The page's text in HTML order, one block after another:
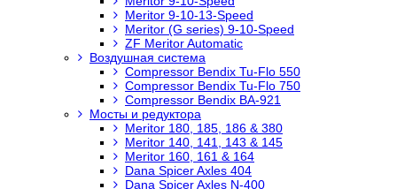
Meritor 9-10-13-Speed
Meritor (G series) 9-10-Speed
ZF Meritor Automatic
Воздушная система
Compressor Bendix Tu-Flo 550
Compressor Bendix Tu-Flo 750
Compressor Bendix BA-921
Мосты и редуктора
Meritor 180, 185, 186 & 380
Meritor 140, 141, 143 & 145
Meritor 160, 161 & 164
Dana Spicer Axles 404
Dana Spicer Axles N-400